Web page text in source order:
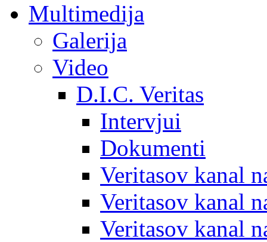
Multimedija
Galerija
Video
D.I.C. Veritas
Intervjui
Dokumenti
Veritasov kanal
Veritasov kanal
Veritasov kanal